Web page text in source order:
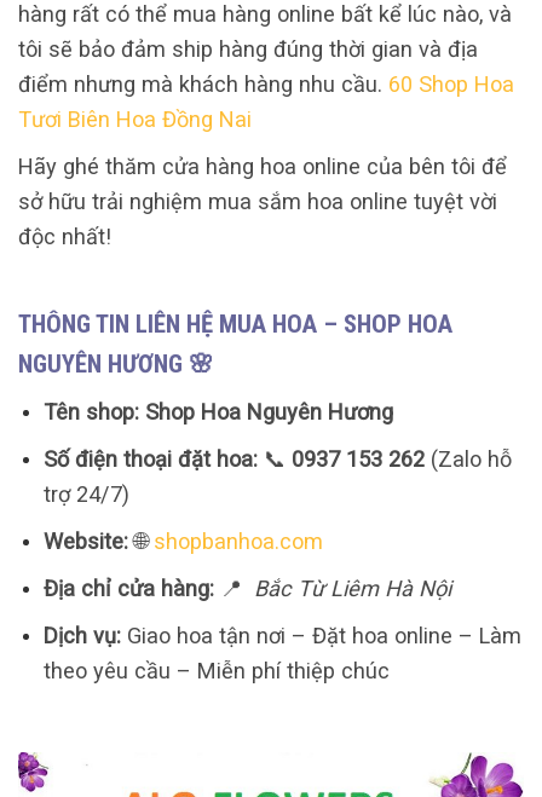
hàng rất có thể mua hàng online bất kể lúc nào, và
tôi sẽ bảo đảm ship hàng đúng thời gian và địa
điểm nhưng mà khách hàng nhu cầu. 60 Shop Hoa
Tươi Biên Hoa Đồng Nai
Hãy ghé thăm cửa hàng hoa online của bên tôi để
sở hữu trải nghiệm mua sắm hoa online tuyệt vời
độc nhất!
THÔNG TIN LIÊN HỆ MUA HOA – SHOP HOA
NGUYÊN HƯƠNG 🌸
Tên shop: Shop Hoa Nguyên Hương
Số điện thoại đặt hoa:📞 0937 153 262(Zalo hỗ
trợ 24/7)
Website:🌐shopbanhoa.com
Địa chỉ cửa hàng:📍
Bắc Từ Liêm Hà Nội
Dịch vụ:Giao hoa tận nơi – Đặt hoa online – Làm
theo yêu cầu – Miễn phí thiệp chúc